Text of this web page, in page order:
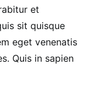
et
sit quisque
eget venenatis
Quis in sapien